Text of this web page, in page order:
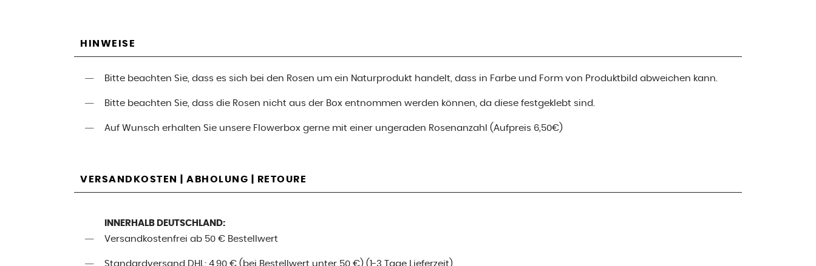
HINWEISE
Bitte beachten Sie, dass es sich bei den Rosen um ein Naturprodukt handelt, dass in Farbe und Form von Produktbild abweichen kann.
Bitte beachten Sie, dass die Rosen nicht aus der Box entnommen werden können, da diese festgeklebt sind.
Auf Wunsch erhalten Sie unsere Flowerbox gerne mit einer ungeraden Rosenanzahl (Aufpreis 6,50€)
VERSANDKOSTEN | ABHOLUNG | RETOURE
INNERHALB DEUTSCHLAND:
Versandkostenfrei ab 50 € Bestellwert
Standardversand DHL: 4,90 € (bei Bestellwert unter 50 €) (1-3 Tage Lieferzeit)